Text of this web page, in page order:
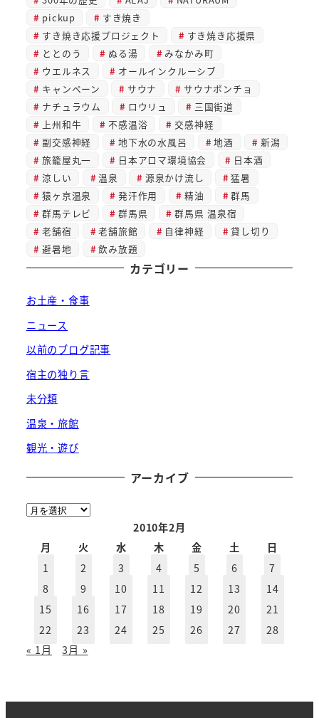
pickup
すき焼き
すき焼き応援プロジェクト
すき焼き応援県
ととのう
ぬる湯
みなかみ町
ウエルネス
オールインクルーシブ
キャンペーン
サウナ
サウナポンチョ
ナチュラウム
ロウリュ
三国街道
上州和牛
不感温浴
交感神経
副交感神経
地下水の水風呂 地酒
新潟
旅籠屋丸一
日本アロマ環境協会
日本酒
涼しい
温泉 源泉かけ流し
猛暑
猿ヶ京温泉
発汗作用 精油
群馬
群馬テレビ
群馬県
群馬県 温泉宿
老舗宿
老舗旅館 自律神経
貸し切り
避暑地
飲み放題
カテゴリー
お土産・食事
ニュース
以前のブログ記事
宿主の独り言
未分類
温泉・旅館
観光・遊び
アーカイブ
ア
2010年2月
月
火 水 木 金 土
日
1
2 3 4 5 6
7
8
9 10 11 12 13
14
15
16 17 18 19 20
21
22
23 24 25 26 27
28
« 1月
3月 »